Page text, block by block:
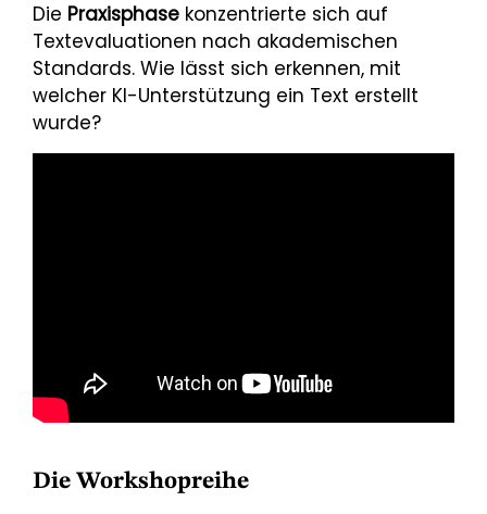
Die Praxisphase konzentrierte sich auf
Textevaluationen nach akademischen
Standards. Wie lässt sich erkennen, mit
welcher KI-Unterstützung ein Text erstellt
wurde?
Die Workshopreihe